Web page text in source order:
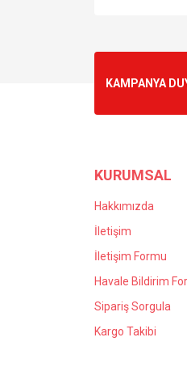
Ürün
Bu ürüne
KAMPANYA
KURUMSAL
Hakkımızda
İletişim
İletişim Formu
Havale Bildirim
Sipariş Sorgula
Kargo Takibi